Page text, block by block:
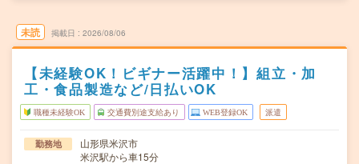
未読 掲載日 2026/08/06
【未経験OK！ビギナー活躍中！】組立・加
工・食品製造など/日払いOK
職種未経験OK 交通費別途支給あり WEB登録OK 派遣
勤務地
山形県米沢市
米沢駅から車15分